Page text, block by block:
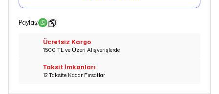
Paylaş:
Ücretsiz Kargo
1500 TL ve Üzeri Alışverişlerde
Taksit İmkanları
12 Taksite Kadar Fırsatlar